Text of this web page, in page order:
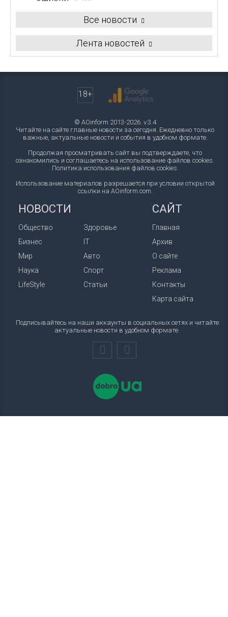
Все новости
Лента новостей
18+
© AOinform 2013-2026. v.3.4
Читайте на сайте главные новости за сегодня. Ежедневно только
важные, актуальные новости и события в удобном формате.
Продолжая просматривать сайт вы подтверждаете, что
ознакомились и соглашаетесь на использование файлов cookies.
Политика использования файлов cookies.
Использование материалов разрешается при условии открытой
ссылки на AOinform.com.
НОВОСТИ
Общество
Бизнес
Мир
Наука
LifeStyle
Здоровье
IT
Авто
Спорт
Статьи
САЙТ
Главная
Архив
О сайте
Реклама
Контакты
Карта сайта
Подписывайтесь на наши аккаунты в социальных сетях и читайте
актуальные новости в удобном формате.